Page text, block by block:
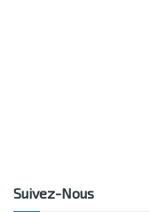
Suivez-Nous